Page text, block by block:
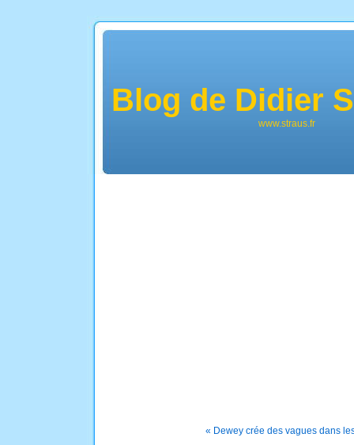
Blog de Didier
www.straus.fr
« Dewey crée des vagues dans